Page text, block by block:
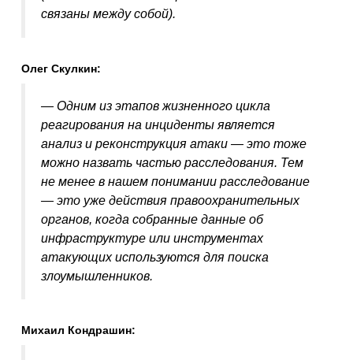
связаны между собой).
Олег Скулкин:
— Одним из этапов жизненного цикла
реагирования на инциденты является
анализ и реконструкция атаки — это тоже
можно назвать частью расследования. Тем
не менее в нашем понимании расследование
— это уже действия правоохранительных
органов, когда собранные данные об
инфраструктуре или инструментах
атакующих используются для поиска
злоумышленников.
Михаил Кондрашин: